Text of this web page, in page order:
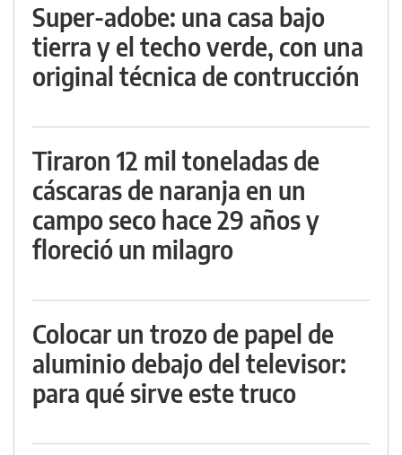
Super-adobe: una casa bajo
tierra y el techo verde, con una
original técnica de contrucción
Tiraron 12 mil toneladas de
cáscaras de naranja en un
campo seco hace 29 años y
floreció un milagro
Colocar un trozo de papel de
aluminio debajo del televisor:
para qué sirve este truco